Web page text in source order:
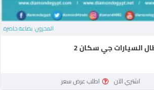
جهاز كشف اعطال السيارات جي سكان 2
اشتري الآن